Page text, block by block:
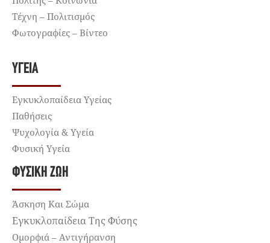
Τέχνη – Πολιτισμός
Φωτογραφίες – Βίντεο
ΥΓΕΊΑ
Εγκυκλοπαίδεια Υγείας
Παθήσεις
Ψυχολογία & Υγεία
Φυσική Υγεία
ΦΥΣΙΚΉ ΖΩΉ
Άσκηση Και Σώμα
Εγκυκλοπαίδεια Της Φύσης
Ομορφιά – Αντιγήρανση